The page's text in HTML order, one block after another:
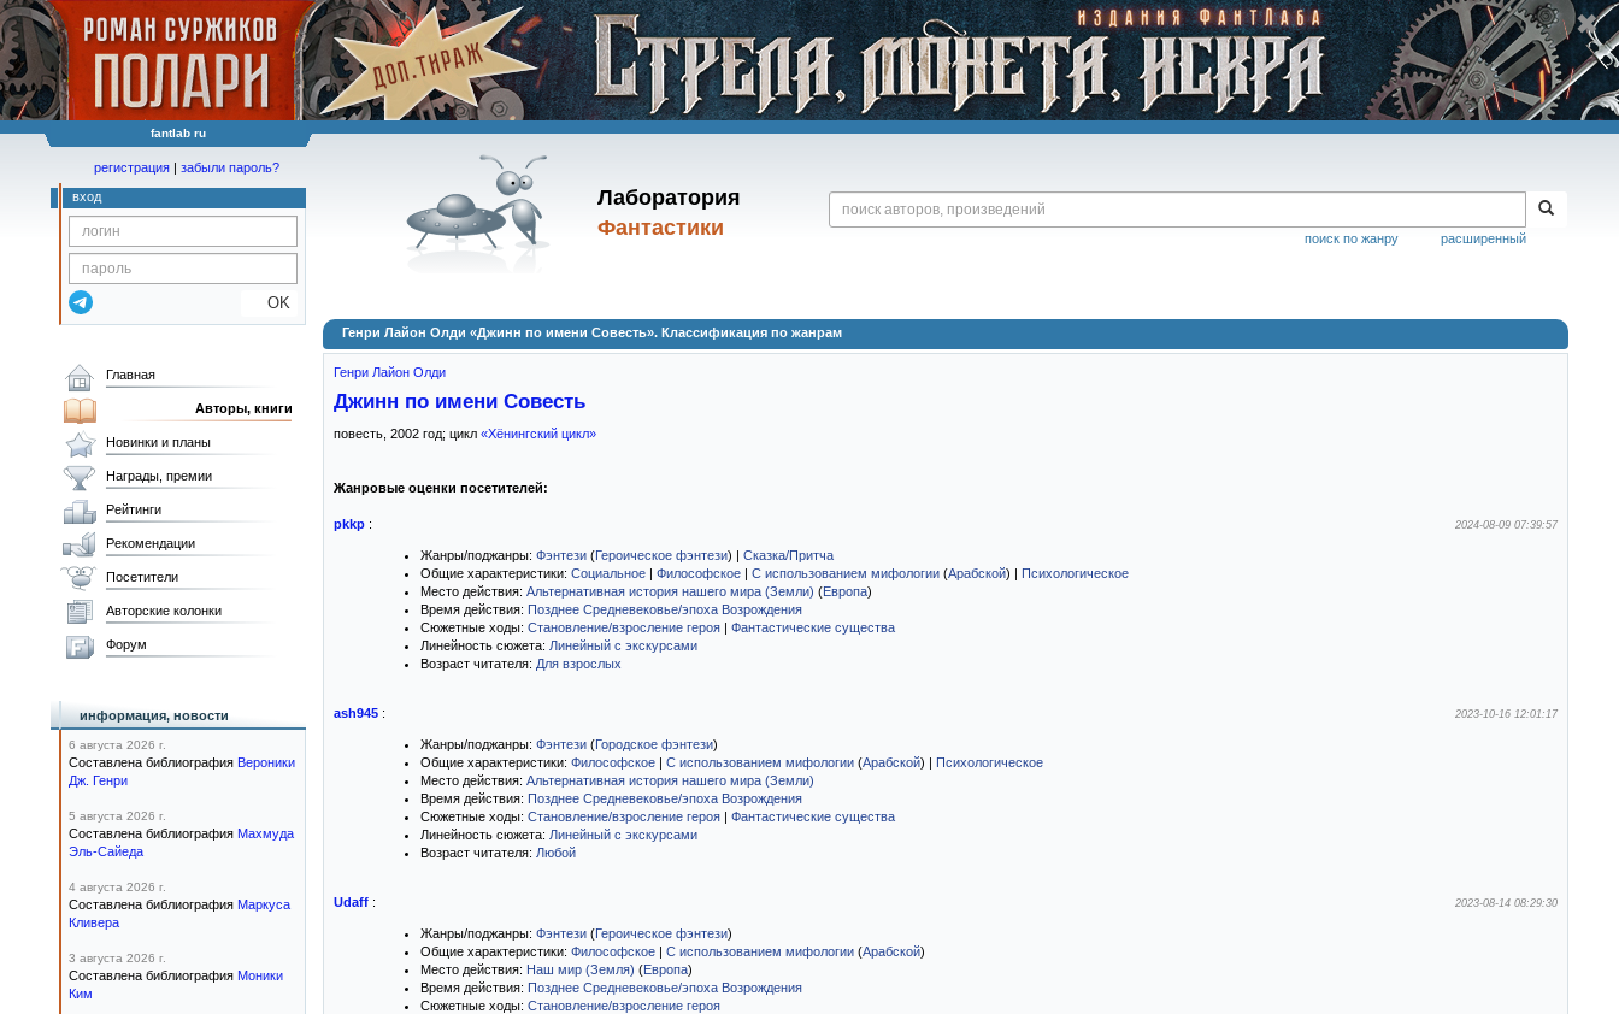
fantlab ru
Лаборатория
Фантастики
расширенный
поиск по жанру
регистрация | забыли пароль?
вход
OK
Генри Лайон Олди «Джинн по имени Совесть». Классификация по жанрам
Генри Лайон Олди
Джинн по имени Совесть
повесть, 2002 год; цикл «Хёнингский цикл»
Жанровые оценки посетителей:
pkkp : 2024-08-09 07:39:57
Жанры/поджанры: Фэнтези (Героическое фэнтези) | Сказка/Притча
Общие характеристики: Социальное | Философское | С использованием мифологии (Арабской) | Психологическое
Место действия: Альтернативная история нашего мира (Земли) (Европа)
Время действия: Позднее Средневековье/эпоха Возрождения
Сюжетные ходы: Становление/взросление героя | Фантастические существа
Линейность сюжета: Линейный с экскурсами
Возраст читателя: Для взрослых
ash945 : 2023-10-16 12:01:17
Жанры/поджанры: Фэнтези (Городское фэнтези)
Общие характеристики: Философское | С использованием мифологии (Арабской) | Психологическое
Место действия: Альтернативная история нашего мира (Земли)
Время действия: Позднее Средневековье/эпоха Возрождения
Сюжетные ходы: Становление/взросление героя | Фантастические существа
Линейность сюжета: Линейный с экскурсами
Возраст читателя: Любой
Udaff : 2023-08-14 08:29:30
Жанры/поджанры: Фэнтези (Героическое фэнтези)
Общие характеристики: Философское | С использованием мифологии (Арабской)
Место действия: Наш мир (Земля) (Европа)
Время действия: Позднее Средневековье/эпоха Возрождения
Сюжетные ходы: Становление/взросление героя
Главная
Авторы, книги
Новинки и планы
Награды, премии
Рейтинги
Рекомендации
Посетители
Авторские колонки
Форум
информация, новости
6 августа 2026 г.
Составлена библиография Вероники
Дж. Генри
5 августа 2026 г.
Составлена библиография Махмуда
Эль-Сайеда
4 августа 2026 г.
Составлена библиография Маркуса
Кливера
3 августа 2026 г.
Составлена библиография Моники
Ким